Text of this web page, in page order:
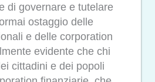
di governare e tutelare
ostaggio delle
e delle corporation
evidente che chi
cittadini e dei popoli